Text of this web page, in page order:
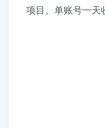
项目。单账号一天